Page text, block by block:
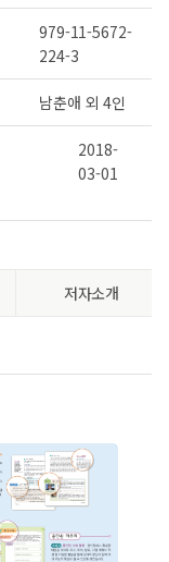
979-11-5672-
224-3
남춘애 외 4인
2018-
03-01
저자소개